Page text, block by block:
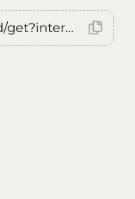
Error: [GET] "/api/payload/get?internal=true&currentLocale=ru": <no response> Failed to fetch